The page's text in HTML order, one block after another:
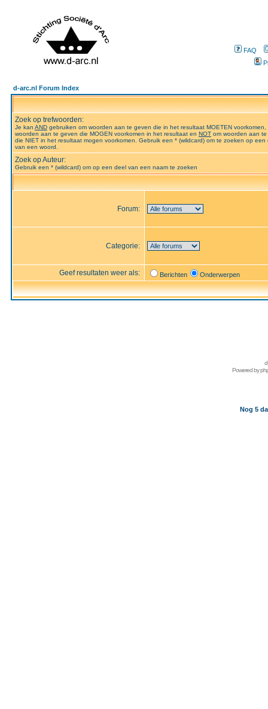
FAQ
d-arc.nl Forum Index
Zoek op trefwoorden:
Je kan AND gebruiken om woorden aan te geven die in het resultaat MOETEN voorkomen,
woorden aan te geven die MOGEN voorkomen in het resultaat en NOT om woorden aan
die NIET in het resultaat mogen voorkomen. Gebruik een * (wildcard) om te zoeken op een
van een woord.
Zoek op Auteur:
Gebruik een * (wildcard) om op een deel van een naam te zoeken
Forum:
Categorie:
Geef resultaten weer als: Berichten Onderwerpen
Powered by
Nog 5